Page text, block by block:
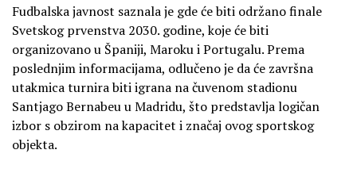
Fudbalska javnost saznala je gde će biti održano finale
Svetskog prvenstva 2030. godine, koje će biti
organizovano u Španiji, Maroku i Portugalu. Prema
poslednjim informacijama, odlučeno je da će završna
utakmica turnira biti igrana na čuvenom stadionu
Santjago Bernabeu u Madridu, što predstavlja logičan
izbor s obzirom na kapacitet i značaj ovog sportskog
objekta.